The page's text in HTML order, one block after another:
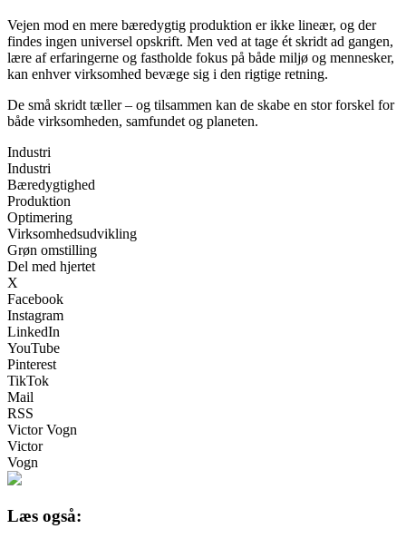
Vejen mod en mere bæredygtig produktion er ikke lineær, og der
findes ingen universel opskrift. Men ved at tage ét skridt ad gangen,
lære af erfaringerne og fastholde fokus på både miljø og mennesker,
kan enhver virksomhed bevæge sig i den rigtige retning.
De små skridt tæller – og tilsammen kan de skabe en stor forskel for
både virksomheden, samfundet og planeten.
Industri
Industri
Bæredygtighed
Produktion
Optimering
Virksomhedsudvikling
Grøn omstilling
Del med hjertet
X
Facebook
Instagram
LinkedIn
YouTube
Pinterest
TikTok
Mail
RSS
Victor Vogn
Victor
Vogn
Læs også: